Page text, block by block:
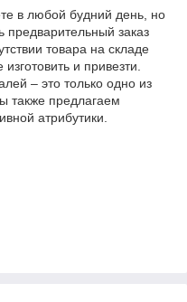
в любой будний день, но
заказ
товара на складе
и привезти.
– это только одно из
также предлагаем
атрибутики.